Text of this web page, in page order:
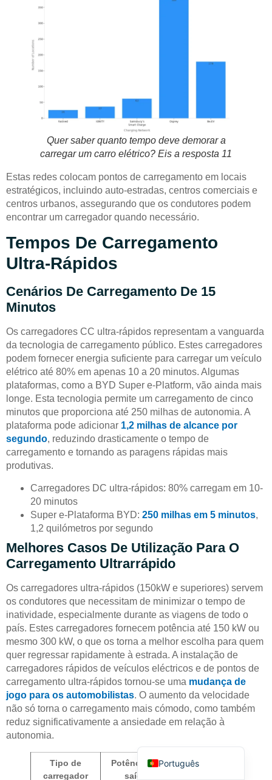
Quer saber quanto tempo deve demorar a
carregar um carro elétrico? Eis a resposta 11
Estas redes colocam pontos de carregamento em locais
estratégicos, incluindo auto-estradas, centros comerciais e
centros urbanos, assegurando que os condutores podem
encontrar um carregador quando necessário.
Tempos De Carregamento
Ultra-Rápidos
Cenários De Carregamento De 15
Minutos
Os carregadores CC ultra-rápidos representam a vanguarda
da tecnologia de carregamento público. Estes carregadores
podem fornecer energia suficiente para carregar um veículo
elétrico até 80% em apenas 10 a 20 minutos. Algumas
plataformas, como a BYD Super e-Platform, vão ainda mais
longe. Esta tecnologia permite um carregamento de cinco
minutos que proporciona até 250 milhas de autonomia. A
plataforma pode adicionar 1,2 milhas de alcance por
segundo, reduzindo drasticamente o tempo de
carregamento e tornando as paragens rápidas mais
produtivas.
Carregadores DC ultra-rápidos: 80% carregam em 10-
20 minutos
Super e-Plataforma BYD: 250 milhas em 5 minutos,
1,2 quilómetros por segundo
Melhores Casos De Utilização Para O
Carregamento Ultrarrápido
Os carregadores ultra-rápidos (150kW e superiores) servem
os condutores que necessitam de minimizar o tempo de
inatividade, especialmente durante as viagens de todo o
país. Estes carregadores fornecem potência até 150 kW ou
mesmo 300 kW, o que os torna a melhor escolha para quem
quer regressar rapidamente à estrada. A instalação de
carregadores rápidos de veículos eléctricos e de pontos de
carregamento ultra-rápidos tornou-se uma mudança de
jogo para os automobilistas. O aumento da velocidade
não só torna o carregamento mais cómodo, como também
reduz significativamente a ansiedade em relação à
autonomia.
Tipo de
carregador
Potência de
saída
Melhor caso
Português
Español
Русский
Français
العربية
Türkçe
Bahasa Indonesia
Deutsch